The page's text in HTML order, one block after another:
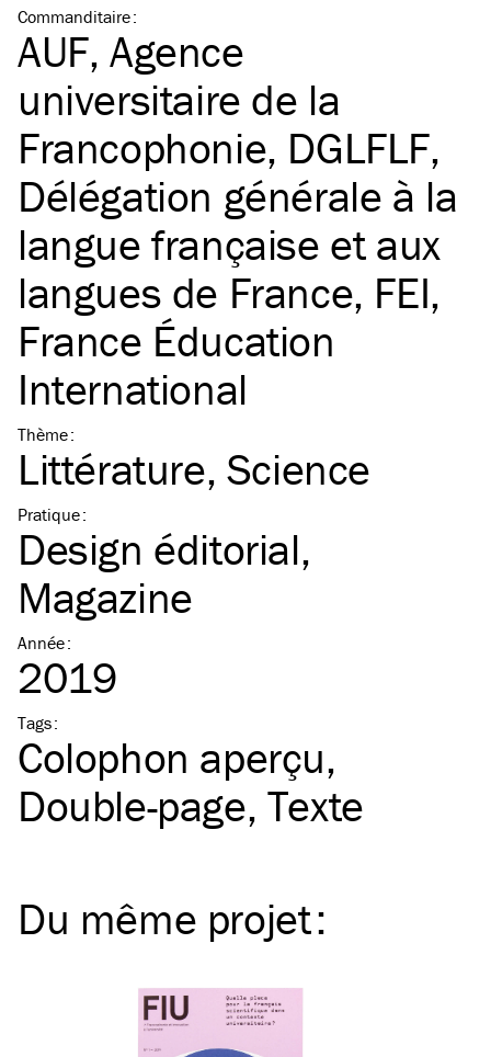
Commanditaire:
AUF, Agence
universitaire de la
Francophonie, DGLFLF,
Délégation générale à la
langue française et aux
langues de France, FEI,
France Éducation
International
Thème:
Littérature Science
Pratique:
Design éditorial
Magazine
Année:
2019
Tags:
Colophon aperçu
Double-page Texte
Du même projet: